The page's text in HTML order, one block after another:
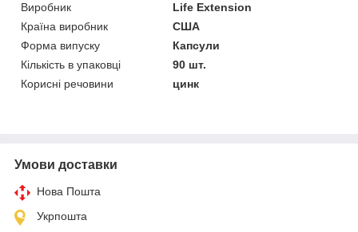
Виробник
Life Extension
Країна виробник
США
Форма випуску
Капсули
Кількість в упаковці
90 шт.
Корисні речовини
цинк
Умови доставки
Нова Пошта
Укрпошта